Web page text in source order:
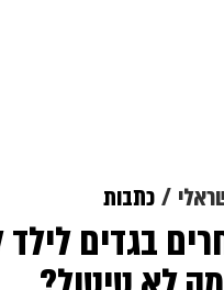
כתבות
בגדים לילד